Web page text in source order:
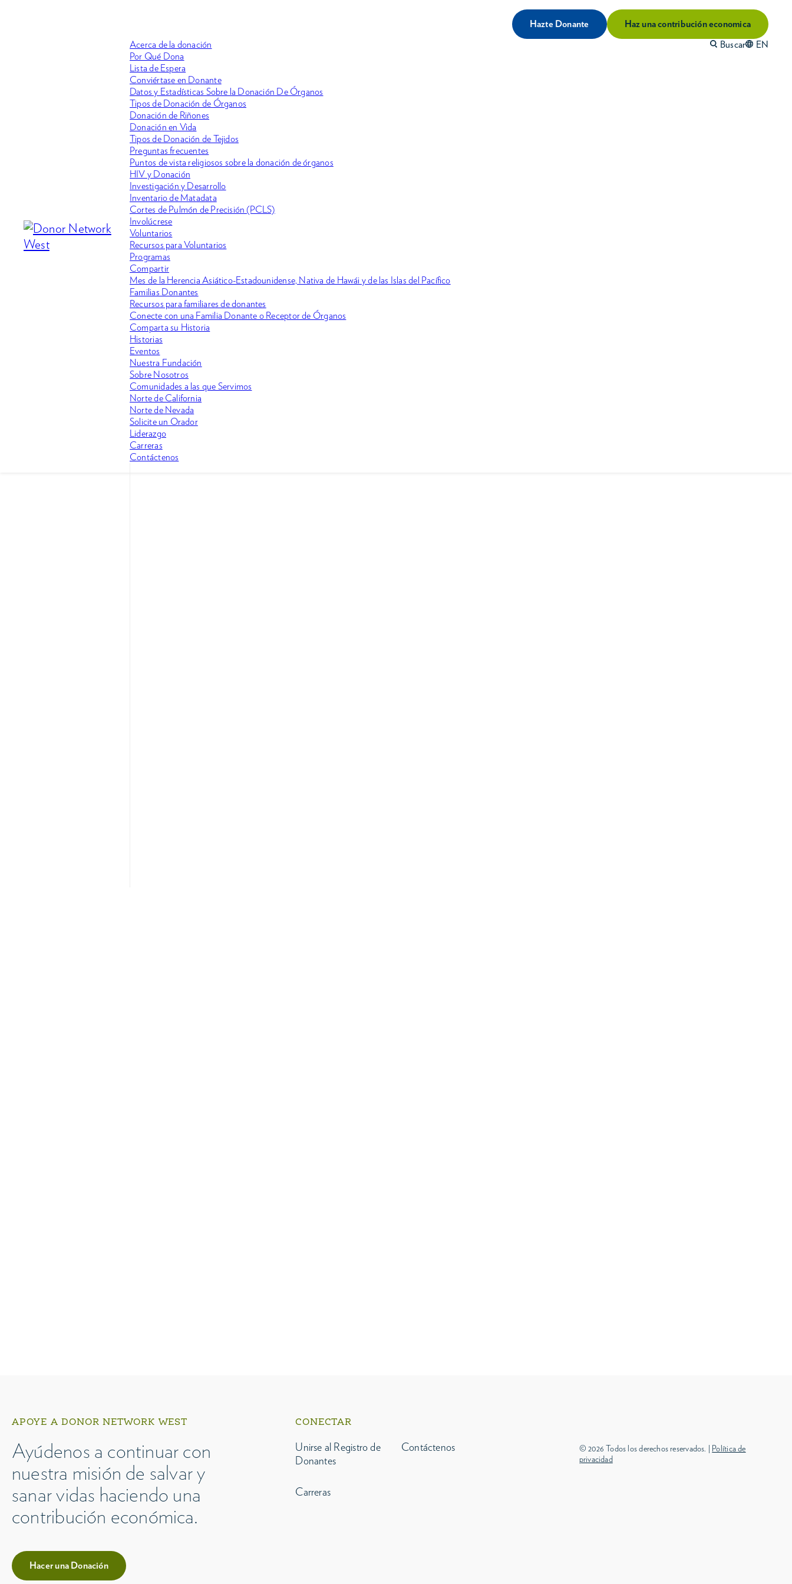
Hazte Donante
Haz una contribución economica
Acerca de la donación
Por Qué Dona
Lista de Espera
Conviértase en Donante
Datos y Estadísticas Sobre la Donación De Órganos
Tipos de Donación de Órganos
Donación de Riñones
Donación en Vida
Tipos de Donación de Tejidos
Preguntas frecuentes
Puntos de vista religiosos sobre la donación de órganos
HIV y Donación
Investigación y Desarrollo
Inventario de Matadata
Cortes de Pulmón de Precisión (PCLS)
Involúcrese
Voluntarios
Recursos para Voluntarios
Programas
Compartir
Mes de la Herencia Asiático-Estadounidense, Nativa de Hawái y de las Islas del Pacífico
Familias Donantes
Recursos para familiares de donantes
Conecte con una Familia Donante o Receptor de Órganos
Comparta su Historia
Historias
Eventos
Nuestra Fundación
Sobre Nosotros
Comunidades a las que Servimos
Norte de California
Norte de Nevada
Solicite un Orador
Liderazgo
Carreras
Contáctenos
Buscar EN
APOYE A DONOR NETWORK WEST
Ayúdenos a continuar con
nuestra misión de salvar y
sanar vidas haciendo una
contribución económica.
Hacer una Donación
CONECTAR
Unirse al Registro de
Donantes
Carreras
Contáctenos © 2026 Todos los derechos reservados. |
Política de
privacidad